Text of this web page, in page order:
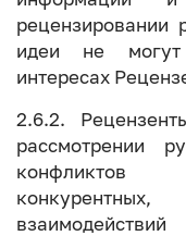
рецензировании
идеи не могут
интересах
2.6.2.
рассмотрении
конфликтов